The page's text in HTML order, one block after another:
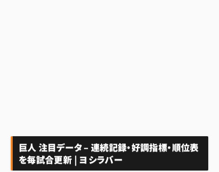
巨人 注目データ – 連続記録・好調指標・順位表
を毎試合更新 | ヨシラバー